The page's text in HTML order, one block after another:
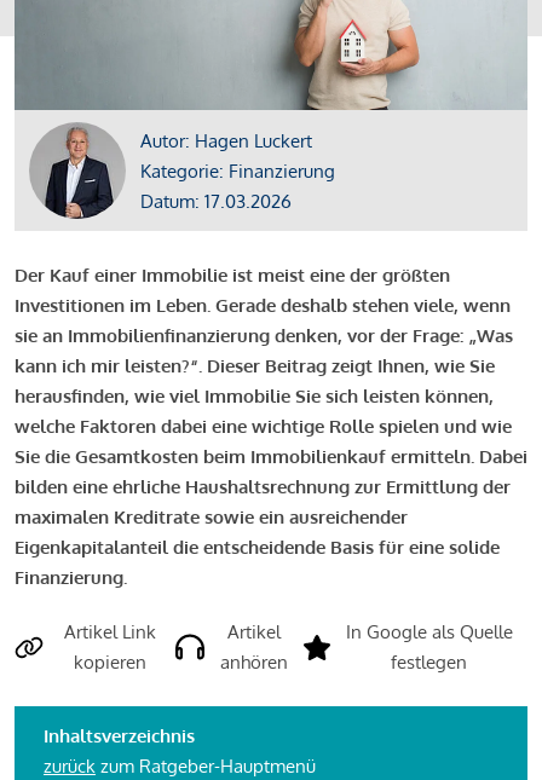
Autor: Hagen Luckert
Kategorie: Finanzierung
Datum: 17.03.2026
Der Kauf einer Immobilie ist meist eine der größten
Investitionen im Leben. Gerade deshalb stehen viele, wenn
sie an Immobilienfinanzierung denken, vor der Frage: „Was
kann ich mir leisten?“. Dieser Beitrag zeigt Ihnen, wie Sie
herausfinden, wie viel Immobilie Sie sich leisten können,
welche Faktoren dabei eine wichtige Rolle spielen und wie
Sie die Gesamtkosten beim Immobilienkauf ermitteln. Dabei
bilden eine ehrliche Haushaltsrechnung zur Ermittlung der
maximalen Kreditrate sowie ein ausreichender
Eigenkapitalanteil die entscheidende Basis für eine solide
Finanzierung.
Artikel Link
kopieren
Artikel
anhören
In Google als Quelle
festlegen
Inhaltsverzeichnis
zurück zum Ratgeber-Hauptmenü